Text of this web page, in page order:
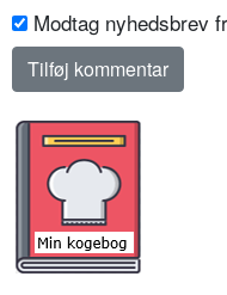
Modtag nyhedsbrev